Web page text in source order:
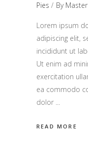
Pies By Master
Lorem ipsum
adipiscing elit,
incididunt ut
Ut enim ad
exercitation
ea commodo
dolor
READ MORE